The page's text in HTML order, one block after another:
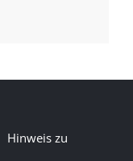
Hinweis zu